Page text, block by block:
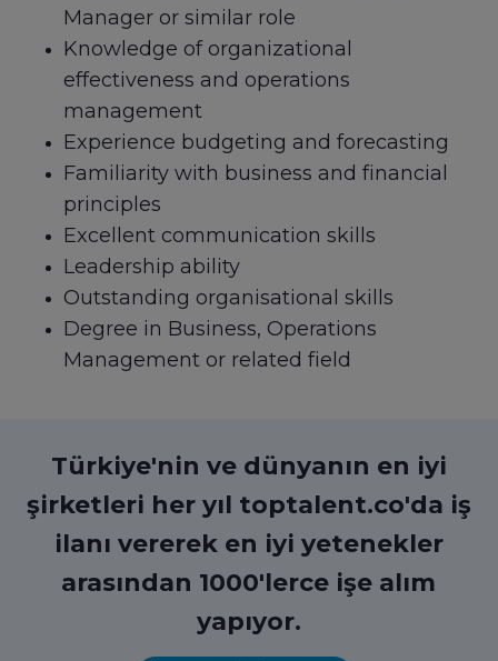
Manager or similar role
Knowledge of organizational
effectiveness and operations
management
Experience budgeting and forecasting
Familiarity with business and financial
principles
Excellent communication skills
Leadership ability
Outstanding organisational skills
Degree in Business, Operations
Management or related field
Türkiye'nin ve dünyanın en iyi
şirketleri her yıl toptalent.co'da iş
ilanı vererek en iyi yetenekler
arasından 1000'lerce işe alım
yapıyor.